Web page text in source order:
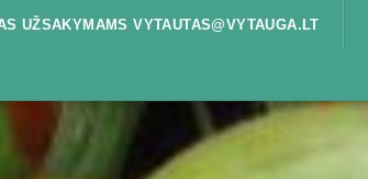
UŽSAKYMAMS VYTAUTAS@VYTAUGA.LT